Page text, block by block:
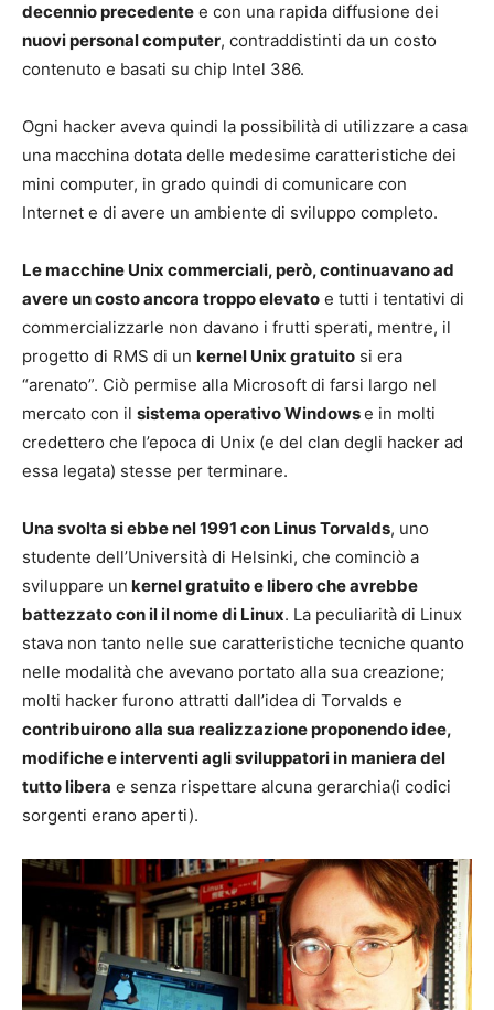
decennio precedente e con una rapida diffusione dei
nuovi personal computer, contraddistinti da un costo
contenuto e basati su chip Intel 386.
Ogni hacker aveva quindi la possibilità di utilizzare a casa
una macchina dotata delle medesime caratteristiche dei
mini computer, in grado quindi di comunicare con
Internet e di avere un ambiente di sviluppo completo.
Le macchine Unix commerciali, però, continuavano ad
avere un costo ancora troppo elevato e tutti i tentativi di
commercializzarle non davano i frutti sperati, mentre, il
progetto di RMS di un kernel Unix gratuito si era
“arenato”. Ciò permise alla Microsoft di farsi largo nel
mercato con il sistema operativo Windowse in molti
credettero che l’epoca di Unix (e del clan degli hacker ad
essa legata) stesse per terminare.
Una svolta si ebbe nel 1991 con Linus Torvalds, uno
studente dell’Università di Helsinki, che cominciò a
sviluppare un kernel gratuito e libero che avrebbe
battezzato con il il nome di Linux. La peculiarità di Linux
stava non tanto nelle sue caratteristiche tecniche quanto
nelle modalità che avevano portato alla sua creazione;
molti hacker furono attratti dall’idea di Torvalds e
contribuirono alla sua realizzazione proponendo idee,
modifiche e interventi agli sviluppatori in maniera del
tutto libera e senza rispettare alcuna gerarchia(i codici
sorgenti erano aperti).